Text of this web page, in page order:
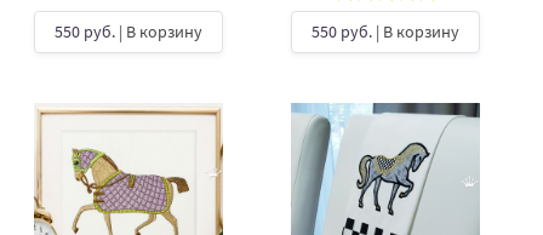
550 руб. | В корзину 550 руб. | В корзину